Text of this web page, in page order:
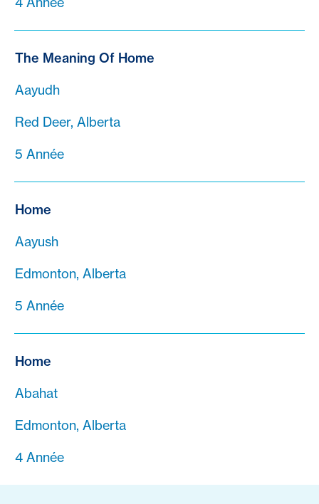
The Meaning Of Home
Aayudh
Red Deer, Alberta
5 Année
Home
Aayush
Edmonton, Alberta
5 Année
Home
Abahat
Edmonton, Alberta
4 Année